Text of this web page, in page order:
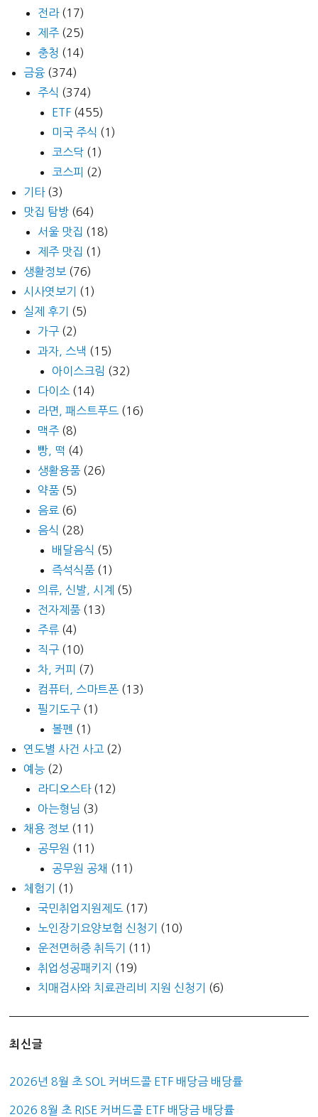
전라(17)
제주 (25)
충청 (14)
금융 (374)
주식 (374)
ETF (455)
미국 주식 (1)
코스닥 (1)
코스피 (2)
기타(3)
맛집 탐방 (64)
서울 맛집 (18)
제주 맛집 (1)
생활정보 (76)
시사엿보기
(1)
실제 후기
(5)
가구 (2)
과자, 스낵 (15)
아이스크림 (32)
다이소 (14)
라면, 패스트푸드 (16)
맥주 (8)
빵, 떡 (4)
생활용품 (26)
약품 (5)
음료 (6)
음식 (28)
배달음식 (5)
즉석식품 (1)
의류, 신발, 시계
(5)
전자제품 (13)
주류 (4)
직구 (10)
차, 커피 (7)
컴퓨터, 스마트폰 (13)
필기도구 (1)
볼펜 (1)
연도별 사건 사고 (2)
예능 (2)
라디오스타(12)
아는형님 (3)
채용 정보 (11)
공무원 (11)
공무원 공채 (11)
체험기
(1)
국민취업지원제도 (17)
노인장기요양보험 신청기
(10)
운전면허증 취득기
(11)
취업성공패키지
(19)
치매검사와 치료관리비 지원 신청기
(6)
최신글
2026년 8월 초 SOL 커버드콜 ETF 배당금 배당률
2026 8월 초 RISE 커버드콜 ETF 배당금 배당률